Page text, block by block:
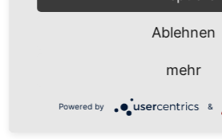
Anbausysteme & Recht
Tafeltrauben A-Z
Tafeltraubenanbau -
Voraussetzungen
Ablehnen
mehr
Powered by &